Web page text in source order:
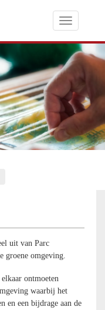
Toggle
uit van Parc
groene omgeving.
ontmoeten
waarbij het
en een bijdrage aan de